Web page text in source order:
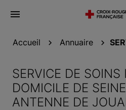
Ouvrir
Accueil Annuaire
SERVICE DE SOINS
DOMICILE DE
ANTENNE DE